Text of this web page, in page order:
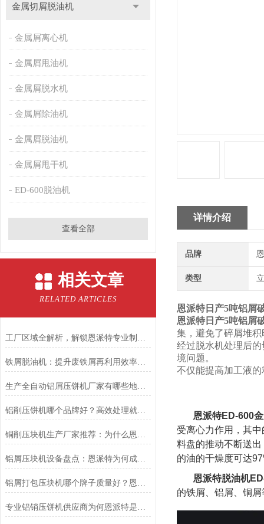
金属切屑脱油机
金属屑离心机
金属屑甩油机
金属屑脱水机
金属屑除油机
金属屑脱油机
金属屑甩干机
ED-600脱油机
查看全部
相关文章
RELATED ARTICLES
工厂区域全解析，解锁恩派特专业制造的深度密码
铁屑脱油机：提升废铁屑再利用效率的关键设备
生产全自动铝屑压饼机厂家有哪些地方？专业推荐恩派特品牌
铝削压饼机哪个品牌好？高效处理就选恩派特压饼机！
铜削压块机生产厂家推荐：为什么恩派特是您值得信赖的选择
铝屑压块机设备盘点：恩派特为何成为行业优选？
铝屑打包压块机哪个牌子质量好？恩派特品牌深度解析与推荐
专业铝销压饼机供应商为何恩派特是您的理想选择？
详情介绍
品牌
类型
恩派特日产5吨铝屑
恩派特日产5吨铝屑
集，避免了碎屑堆
经过脱水机处理后
境问题。
不仅能提高加工液
恩派特ED-600
受离心力作用，其
料盘的推动不断送
的油的干燥度可达
恩派特脱油机
的铁屑、铝屑、铜